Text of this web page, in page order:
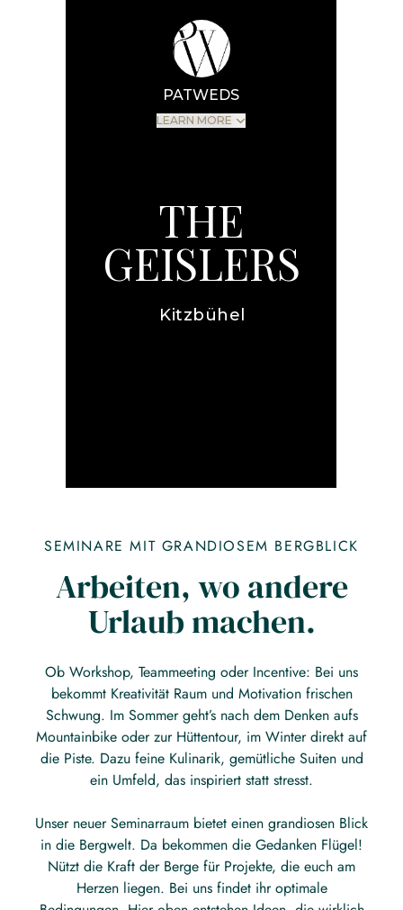
SEMINARE MIT GRANDIOSEM BERGBLICK
Arbeiten, wo andere
Urlaub machen.
Ob Workshop, Teammeeting oder Incentive: Bei uns
bekommt Kreativität Raum und Motivation frischen
Schwung. Im Sommer geht’s nach dem Denken aufs
Mountainbike oder zur Hüttentour, im Winter direkt auf
die Piste. Dazu feine Kulinarik, gemütliche Suiten und
ein Umfeld, das inspiriert statt stresst.
Unser neuer Seminarraum bietet einen grandiosen Blick
in die Bergwelt. Da bekommen die Gedanken Flügel!
Nützt die Kraft der Berge für Projekte, die euch am
Herzen liegen. Bei uns findet ihr optimale